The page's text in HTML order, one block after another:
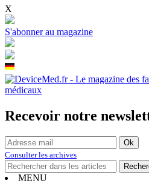
X
S'abonner au magazine
Recevoir notre
Consulter les archives
MENU